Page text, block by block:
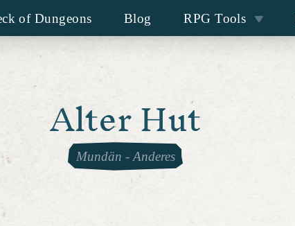
of Dungeons Blog RPG Tools
Alter Hut
Mundän - Anderes